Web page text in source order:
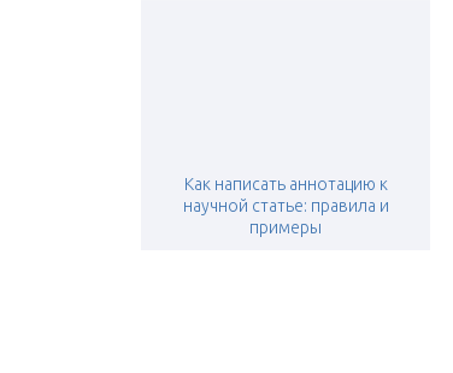
Как написать аннотацию к
научной статье: правила и
примеры